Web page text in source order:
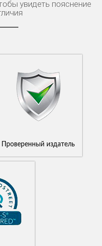
увидеть пояснение
Проверенный издатель